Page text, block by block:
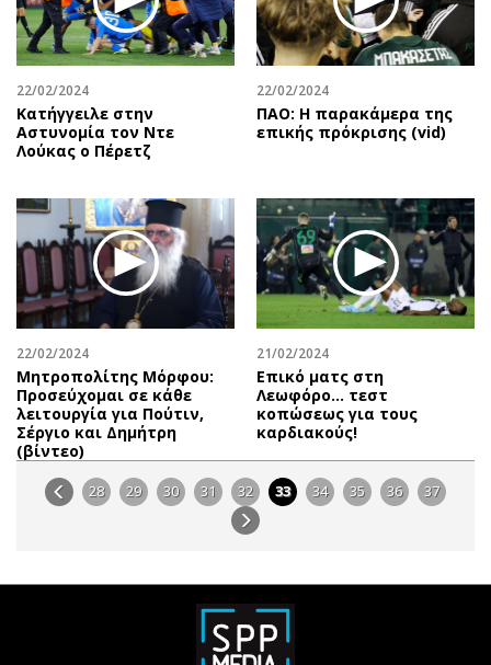
22/02/2024
Κατήγγειλε στην
Αστυνομία τον Ντε
Λούκας ο Πέρετζ
22/02/2024
ΠΑΟ: Η παρακάμερα της
επικής πρόκρισης (vid)
22/02/2024
Μητροπολίτης Μόρφου:
Προσεύχομαι σε κάθε
λειτουργία για Πούτιν,
Σέργιο και Δημήτρη
(βίντεο)
21/02/2024
Επικό ματς στη
Λεωφόρο… τεστ
κοπώσεως για τους
καρδιακούς!
28 29 30 31 32 33 34 35 36 37